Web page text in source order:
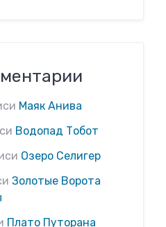
Маяк Анива
Водопад Тобот
Озеро Селигер
Золотые Ворота
Плато Путорана